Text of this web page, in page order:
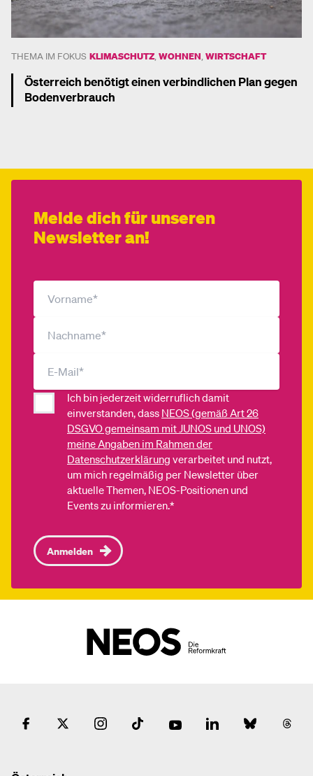
THEMA IM FOKUS KLIMASCHUTZ WOHNEN WIRTSCHAFT
Österreich benötigt einen verbindlichen Plan gegen
Bodenverbrauch
Melde dich für unseren
Newsletter an!
Ich bin jederzeit widerruflich damit
einverstanden, dass NEOS (gemäß Art 26
DSGVO gemeinsam mit JUNOS und UNOS)
meine Angaben im Rahmen der
Datenschutzerklärung verarbeitet und nutzt,
um mich regelmäßig per Newsletter über
aktuelle Themen, NEOS-Positionen und
Events zu informieren.*
Anmelden